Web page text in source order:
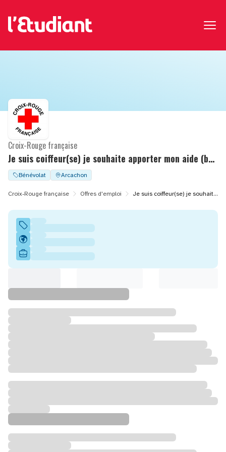
Je suis coiffeur(se) je souhaite apporter mon aide (bénévolat)
Croix-Rouge française
Bénévolat Arcachon
Croix-Rouge française Offres d'emploi Je suis coiffeur(se) je souhaite apporter mon aide (bénévolat)